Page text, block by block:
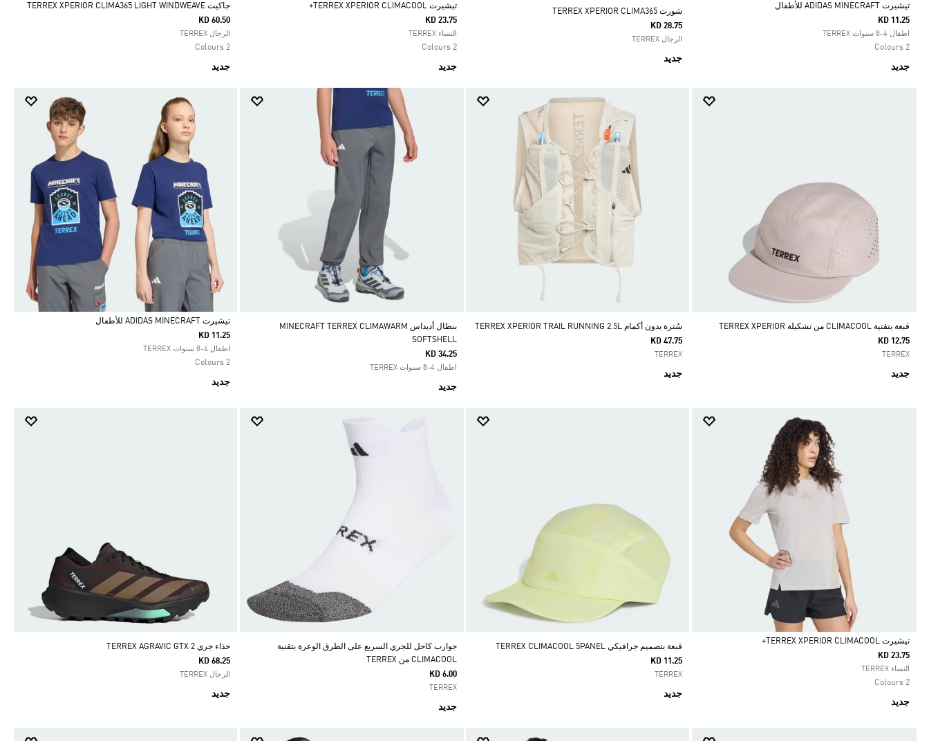
Selected
تيشيرت ADIDAS MINECRAFT للأطفال
KD 11.25
اطفال 4-8 سنوات TERREX
2 Colours
جديد
شورت TERREX XPERIOR CLIMA365
KD 28.75
الرجال TERREX
جديد
Selected
تيشيرت TERREX XPERIOR CLIMACOOL+
KD 23.75
النساء TERREX
2 Colours
جديد
Selected
جاكيت TERREX XPERIOR CLIMA365 LIGHT WINDWEAVE
KD 60.50
الرجال TERREX
2 Colours
جديد
قبعة بتقنية CLIMACOOL من تشكيلة TERREX XPERIOR
KD 12.75
TERREX
جديد
سُترة بدون أكمام TERREX XPERIOR TRAIL RUNNING 2.5L
KD 47.75
TERREX
جديد
بنطال أديداس MINECRAFT TERREX CLIMAWARM
SOFTSHELL
KD 34.25
اطفال 4-8 سنوات TERREX
جديد
Selected
تيشيرت ADIDAS MINECRAFT للأطفال
KD 11.25
اطفال 4-8 سنوات TERREX
2 Colours
جديد
Selected
تيشيرت TERREX XPERIOR CLIMACOOL+
KD 23.75
النساء TERREX
2 Colours
جديد
قبعة بتصميم جرافيكي TERREX CLIMACOOL 5PANEL
KD 11.25
TERREX
جديد
جوارب كاحل للجري السريع على الطرق الوعرة بتقنية
CLIMACOOL من TERREX
KD 6.00
TERREX
جديد
حذاء جري TERREX AGRAVIC GTX 2
KD 68.25
الرجال TERREX
جديد